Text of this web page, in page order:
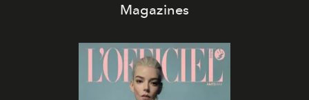
Magazines